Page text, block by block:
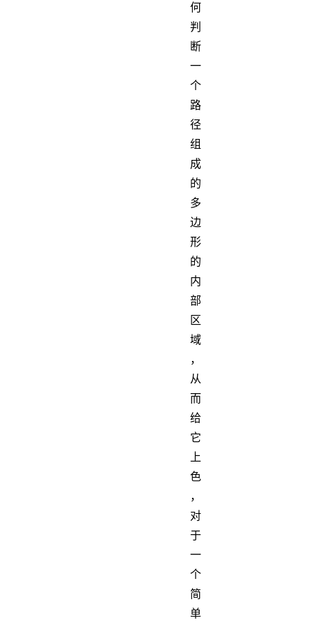
何
判
断
一
个
路
径
组
成
的
多
边
形
的
内
部
区
域
，
从
而
给
它
上
色
，
对
于
一
个
简
单